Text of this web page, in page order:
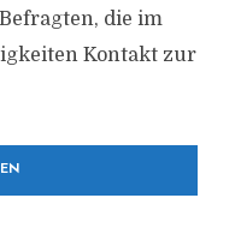
die im
Kontakt zur